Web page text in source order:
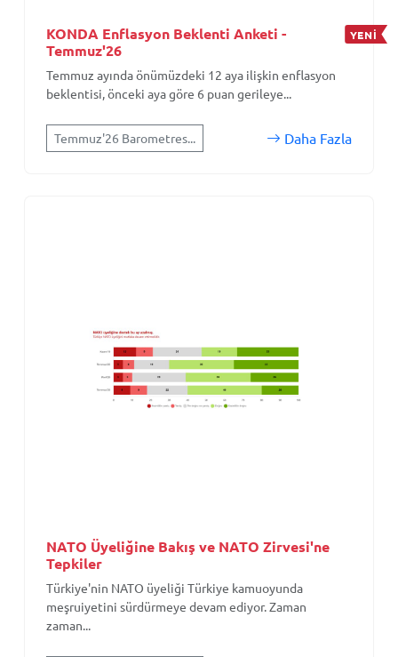
KONDA Enflasyon Beklenti Anketi -
Temmuz'26
YENİ
Temmuz ayında önümüzdeki 12 aya ilişkin enflasyon
beklentisi, önceki aya göre 6 puan gerileye...
Temmuz'26 Barometres... Daha Fazla
NATO Üyeliğine Bakış ve NATO Zirvesi'ne
Tepkiler
Türkiye'nin NATO üyeliği Türkiye kamuoyunda
meşruiyetini sürdürmeye devam ediyor. Zaman
zaman...